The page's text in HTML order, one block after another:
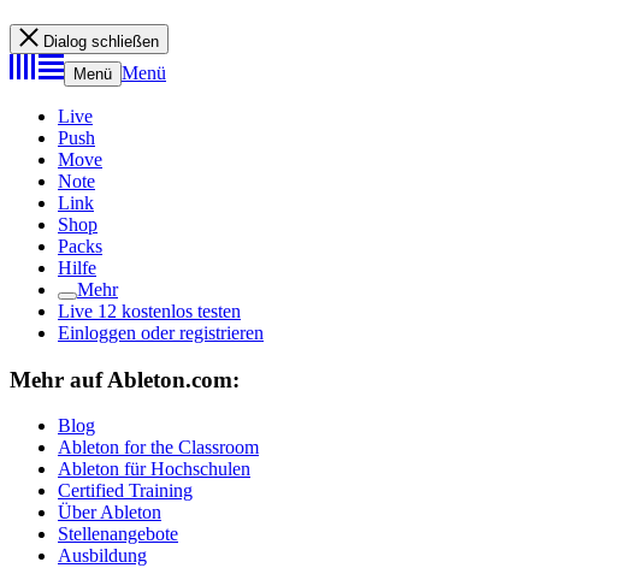
Dialog schließen
Menü Menü
Live
Push
Move
Note
Link
Shop
Packs
Hilfe
Mehr
Live 12 kostenlos testen
Einloggen oder registrieren
Mehr auf Ableton.com:
Blog
Ableton for the Classroom
Ableton für Hochschulen
Certified Training
Über Ableton
Stellenangebote
Ausbildung